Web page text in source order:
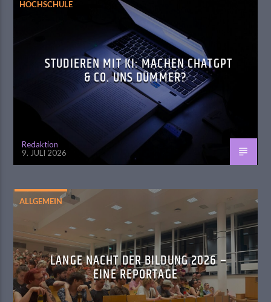
HOCHSCHULE
STUDIEREN MIT KI: MACHEN CHATGPT
& CO. UNS DÜMMER?
Redaktion
9. JULI 2026
ALLGEMEIN
LANGE NACHT DER BILDUNG 2026 –
EINE REPORTAGE